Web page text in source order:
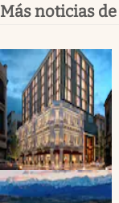
Más noticias de